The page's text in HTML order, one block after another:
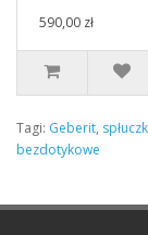
590,00 zł
Tagi: Geberit,
bezdotykowe